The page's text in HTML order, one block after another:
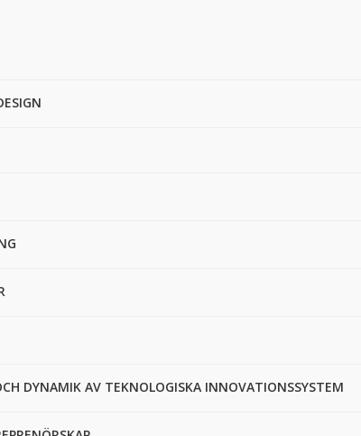
DYNAMIK AV TEKNOLOGISKA INNOVATIONSSYSTEM